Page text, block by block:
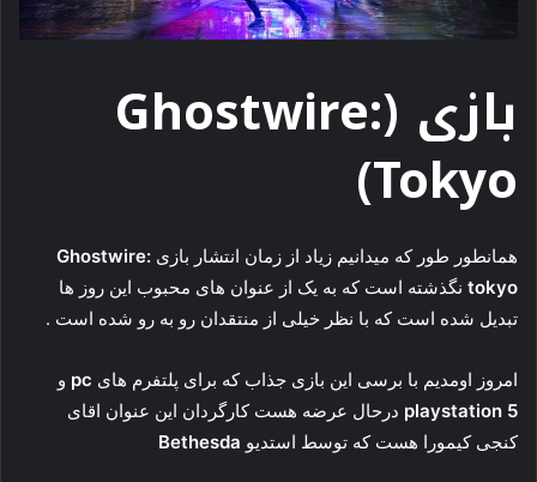
بازی (Ghostwire:
Tokyo)
همانطور طور که میدانیم زیاد از زمان انتشار بازی Ghostwire:
tokyo نگذشته است که به یک از عنوان های محبوب این روز ها
تبدیل شده است که با نظر خیلی از منتقدان رو به رو شده است .
امروز اومدیم با برسی این بازی جذاب که برای پلتفرم های pc و
playstation 5 درحال عرضه هست کارگردان این عنوان اقای
کنجی کیمورا هست که توسط استدیو Bethesda